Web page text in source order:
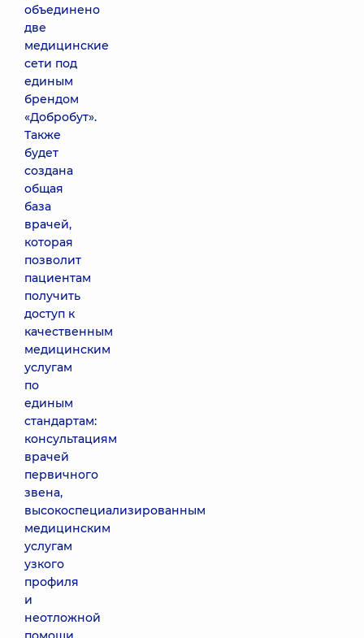
объединено
две
медицинские
сети под
единым
брендом
«Добробут».
Также
будет
создана
общая
база
врачей,
которая
позволит
пациентам
получить
доступ к
качественным
медицинским
услугам
по
единым
стандартам:
консультациям
врачей
первичного
звена,
высокоспециализированным
медицинским
услугам
узкого
профиля
и
неотложной